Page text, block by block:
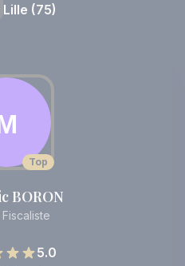
Lille (75)
Top
BORON
5.0